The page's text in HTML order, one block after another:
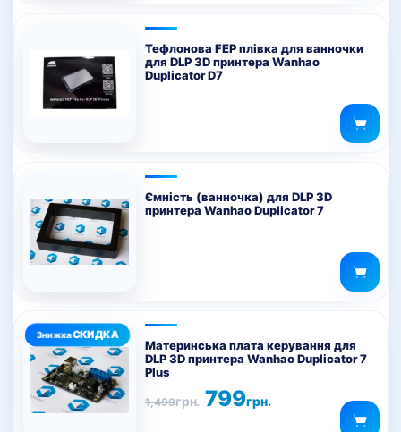
Тефлонова FEP плівка для ванночки
для DLP 3D принтера Wanhao
Duplicator D7
Ємність (ванночка) для DLP 3D
принтера Wanhao Duplicator 7
Материнська плата керування для
DLP 3D принтера Wanhao Duplicator 7
Plus
1,499грн.
Оригінальна
ціна:
799грн.
Поточна
ціна: